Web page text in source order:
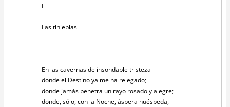
I
Las tinieblas
En las cavernas de insondable tristeza
donde el Destino ya me ha relegado;
donde jamás penetra un rayo rosado y alegre;
donde, sólo, con la Noche, áspera huéspeda,